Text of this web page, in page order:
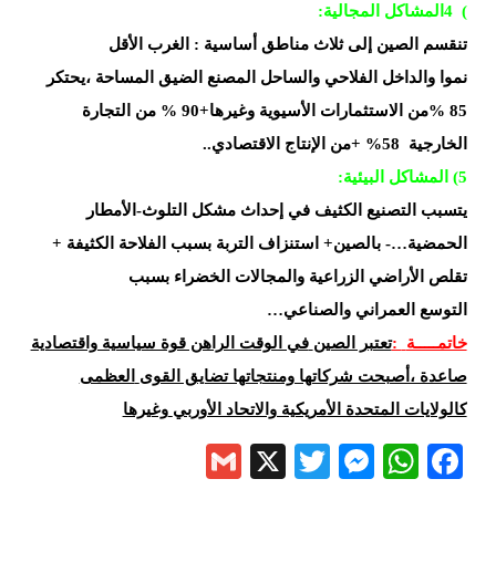
(
4 المشاكل المجالية:
تنقسم الصين إلى ثلاث مناطق أساسية : الغرب الأقل
نموا والداخل الفلاحي والساحل المصنع الضيق المساحة ،يحتكر
85
%من الاستثمارات الأسيوية وغيرها+90 % من التجارة
الخارجية
+ %58من الإنتاج الاقتصادي..
5)
المشاكل البيئية:
يتسبب
التصنيع الكثيف في إحداث مشكل التلوث-الأمطار
الحمضية…- بالصين+ استنزاف التربة بسبب الفلاحة الكثيفة +
تقلص الأراضي الزراعية والمجالات الخضراء بسبب
التوسع
العمراني والصناعي…
خاتمـــــة
:تعتبر الصين في الوقت الراهن قوة سياسية واقتصادية
صاعدة ،أصبحت شركاتها ومنتجاتها تضايق القوى
العظمى
كالولايات المتحدة الأمريكية والاتحاد الأوربي وغيرها
Facebook
WhatsApp
Messenger
Twitter
X